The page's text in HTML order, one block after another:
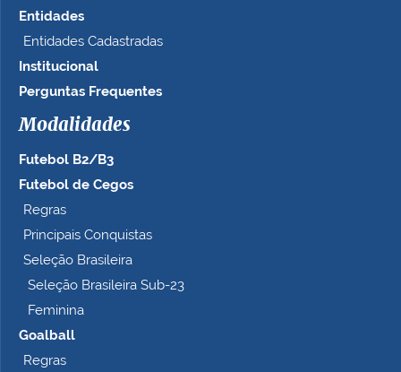
Entidades
Entidades Cadastradas
Institucional
Perguntas Frequentes
Modalidades
Futebol B2/B3
Futebol de Cegos
Regras
Principais Conquistas
Seleção Brasileira
Seleção Brasileira Sub-23
Feminina
Goalball
Regras